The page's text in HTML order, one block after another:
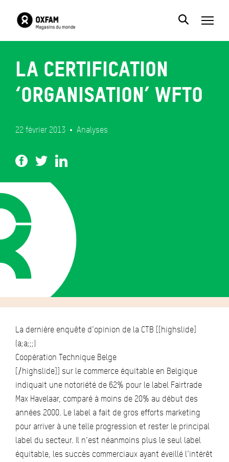
La certification
‘organisation’ WFTO
22 février 2013 Analyses
La dernière enquête d’opinion de la CTB [[highslide]
(a;a;;;)
Coopération Technique Belge
[/highslide]] sur le commerce équitable en Belgique
indiquait une notoriété de 62% pour le label Fairtrade
Max Havelaar, comparé à moins de 20% au début des
années 2000. Le label a fait de gros efforts marketing
pour arriver à une telle progression et rester le principal
label du secteur. Il n’est néanmoins plus le seul label
équitable, les succès commerciaux ayant éveillé l’intérêt